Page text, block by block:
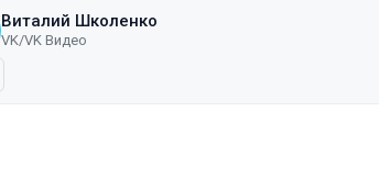
Виталий Школенко
VK/VK Видео